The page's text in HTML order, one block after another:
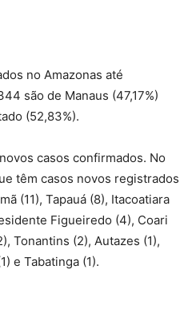
no Amazonas até
são de Manaus (47,17%)
(52,83%).
casos confirmados. No
têm casos novos registrados
(11), Tapauá (8), Itacoatiara
Figueiredo (4), Coari
Tonantins (2), Autazes (1),
e Tabatinga (1).